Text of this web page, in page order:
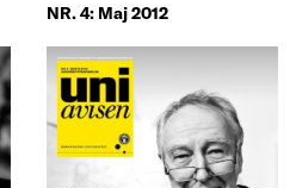
NR. 4: Maj 2012